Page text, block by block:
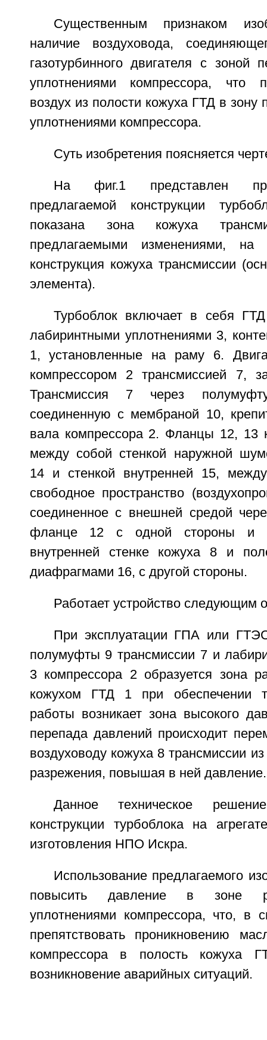
Существенным признаком
наличие воздуховода,
газотурбинного двигателя с зоной
уплотнениями компрессора, что
воздух из полости кожуха ГТД в
уплотнениями компрессора.
Суть изобретения поясняется
На фиг.1 представлен
предлагаемой конструкции
показана зона кожуха
предлагаемыми изменениями,
конструкция кожуха трансмиссии
элемента).
Турбоблок включает в себя
лабиринтными уплотнениями 3,
1, установленные на раму 6.
компрессором 2 трансмиссией 7,
Трансмиссия 7 через
соединенную с мембраной 10,
вала компрессора 2. Фланцы 12, 13
между собой стенкой наружной
14 и стенкой внутренней 15,
свободное пространство
соединенное с внешней средой
фланце 12 с одной стороны и
внутренней стенке кожуха 8 и
диафрагмами 16, с другой стороны.
Работает устройство следующим
При эксплуатации ГПА или
полумуфты 9 трансмиссии 7 и
3 компрессора 2 образуется зона
кожухом ГТД 1 при обеспечении
работы возникает зона высокого
перепада давлений происходит
воздуховоду кожуха 8 трансмиссии
разрежения, повышая в ней давление.
Данное техническое
конструкции турбоблока на
изготовления НПО Искра.
Использование предлагаемого
повысить давление в зоне
уплотнениями компрессора, что, в
препятствовать проникновению
компрессора в полость кожуха
возникновение аварийных ситуаций.